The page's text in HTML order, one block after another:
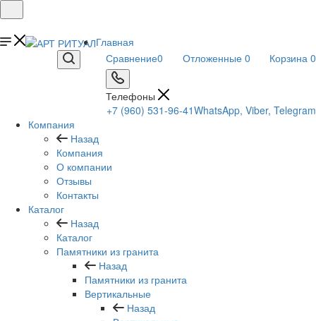
Сравнение0 Отложенные 0 Корзина 0
Телефоны
+7 (960) 531-96-41WhatsApp, Viber, Telegram
Главная
Компания
Назад
Компания
О компании
Отзывы
Контакты
Каталог
Назад
Каталог
Памятники из гранита
Назад
Памятники из гранита
Вертикальные
Назад